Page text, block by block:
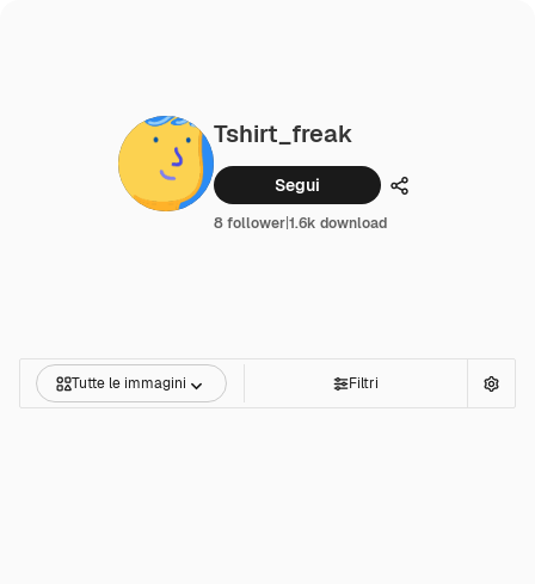
Tshirt_freak
Segui Condividi
8 follower|1.6k download
Tutte le immagini Filtri